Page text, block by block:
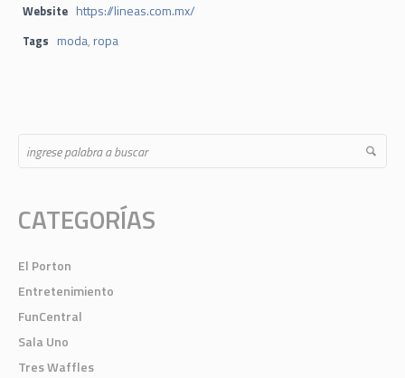
Website https://lineas.com.mx/
Tags moda, ropa
CATEGORÍAS
El Porton
Entretenimiento
FunCentral
Sala Uno
Tres Waffles